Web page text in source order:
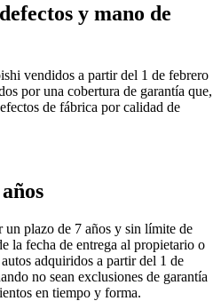
y mano de
vendidos a partir del 1 de febrero
por una cobertura de garantía que,
de fábrica por calidad de
un plazo de 7 años y sin límite de
la fecha de entrega al propietario o
adquiridos a partir del 1 de
no sean exclusiones de garantía
en tiempo y forma.